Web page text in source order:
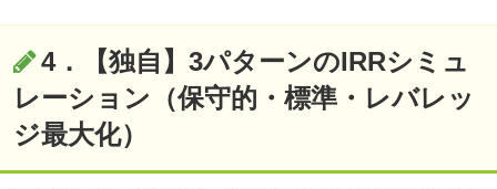
4．【独自】3パターンのIRRシミュ
レーション（保守的・標準・レバレッ
ジ最大化）